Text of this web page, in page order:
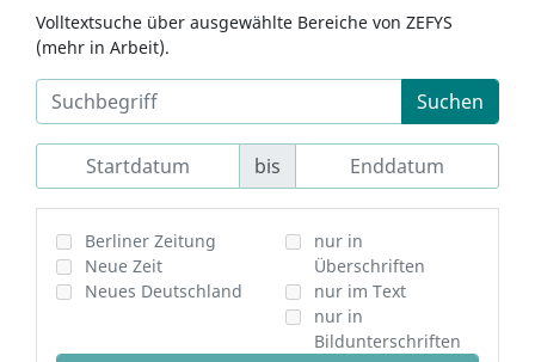
Volltextsuche über ausgewählte Bereiche von ZEFYS
(mehr in Arbeit).
Suchen
bis
Berliner Zeitung
Neue Zeit
Neues Deutschland
nur in
Überschriften
nur im Text
nur in
Bildunterschriften